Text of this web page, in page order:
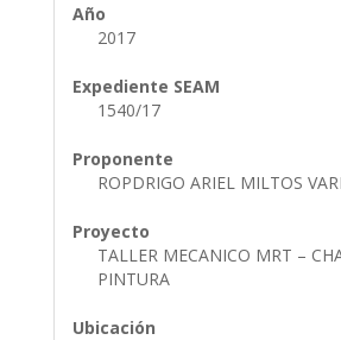
Año
2017
Expediente SEAM
1540/17
Proponente
ROPDRIGO ARIEL MILTOS
Proyecto
TALLER MECANICO MRT –
PINTURA
Ubicación